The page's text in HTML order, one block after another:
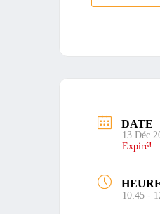
DATE
13 Déc
Expiré!
10:45 -